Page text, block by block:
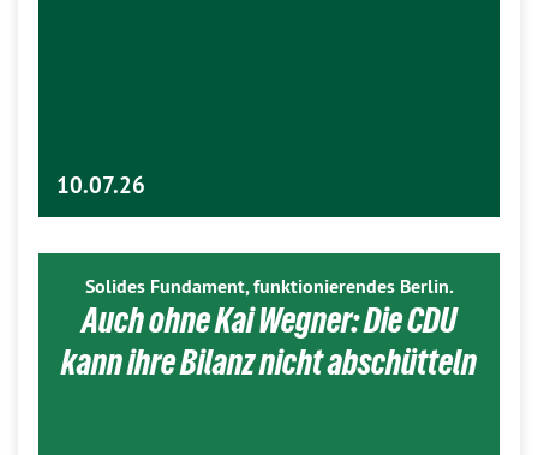
10.07.26
Solides Fundament, funktionierendes Berlin.
Auch ohne Kai Wegner: Die CDU
kann ihre Bilanz nicht abschütteln